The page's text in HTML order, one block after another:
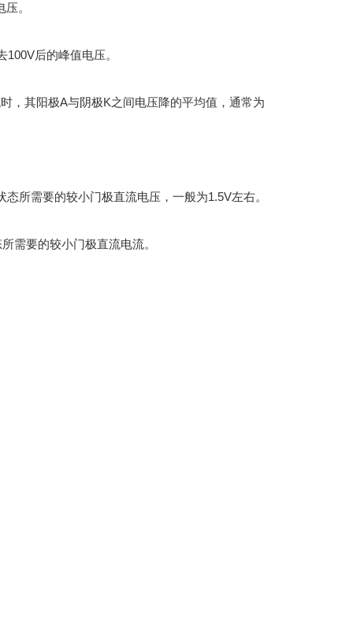
。
后的峰值电压。
其阳极A与阴极K之间电压降的平均值，通常为
需要的较小门极直流电压，一般为1.5V左右。
要的较小门极直流电流。